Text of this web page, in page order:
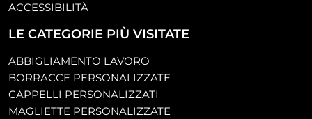
ACCESSIBILITÀ
LE CATEGORIE PIÙ VISITATE
ABBIGLIAMENTO LAVORO
BORRACCE PERSONALIZZATE
CAPPELLI PERSONALIZZATI
MAGLIETTE PERSONALIZZATE